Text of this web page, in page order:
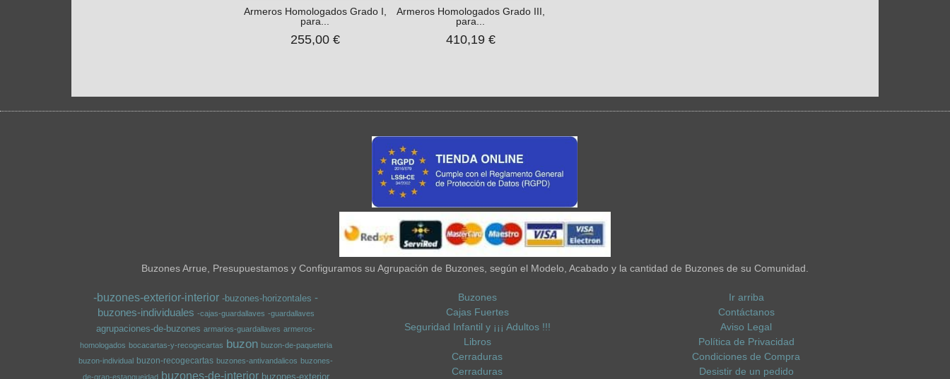
Armeros Homologados Grado I,
para...
255,00 €
Armeros Homologados Grado III,
para...
410,19 €
Buzones Arrue, Presupuestamos y Configuramos su Agrupación de Buzones, según el Modelo, Acabado y la cantidad de Buzones de su Comunidad.
-buzones-exterior-interior -buzones-horizontales -
buzones-individuales -cajas-guardallaves -guardallaves
agrupaciones-de-buzones armarios-guardallaves armeros-
homologados bocacartas-y-recogecartas buzon buzon-de-paqueteria
buzon-individual buzon-recogecartas buzones-antivandalicos buzones-
de-gran-estanqueidad buzones-de-interior buzones-exterior
Buzones
Cajas Fuertes
Seguridad Infantil y ¡¡¡ Adultos !!!
Libros
Cerraduras
Cerraduras
Ir arriba
Contáctanos
Aviso Legal
Política de Privacidad
Condiciones de Compra
Desistir de un pedido